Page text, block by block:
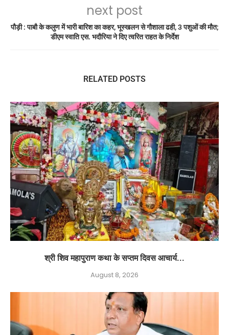
next post
पौड़ी : पाबौ के कलुण में भारी बारिश का कहर, भूस्खलन से गौशाला ढही, 3 पशुओं की मौत;
डीएम स्वाति एस. भदौरिया ने दिए त्वरित राहत के निर्देश
RELATED POSTS
श्री शिव महापुराण कथा के सप्तम दिवस आचार्य...
August 8, 2026